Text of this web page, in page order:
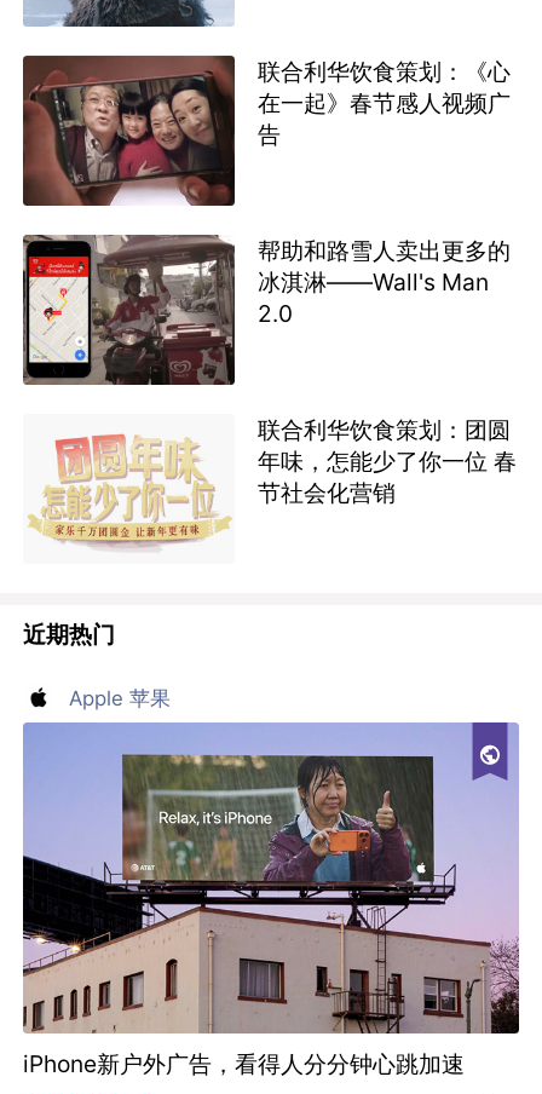
联合利华饮食策划：《心
在一起》春节感人视频广
告
帮助和路雪人卖出更多的
冰淇淋——Wall's Man
2.0
联合利华饮食策划：团圆
年味，怎能少了你一位 春
节社会化营销
近期热门
Apple 苹果
iPhone新户外广告，看得人分分钟心跳加速